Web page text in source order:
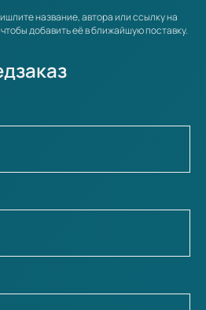
название, автора или ссылку на
добавить её в ближайшую поставку.